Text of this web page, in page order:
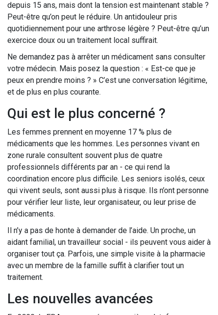
depuis 15 ans, mais dont la tension est maintenant stable ?
Peut-être qu’on peut le réduire. Un antidouleur pris
quotidiennement pour une arthrose légère ? Peut-être qu’un
exercice doux ou un traitement local suffirait.
Ne demandez pas à arrêter un médicament sans consulter
votre médecin. Mais posez la question : « Est-ce que je
peux en prendre moins ? » C’est une conversation légitime,
et de plus en plus courante.
Qui est le plus concerné ?
Les femmes prennent en moyenne 17 % plus de
médicaments que les hommes. Les personnes vivant en
zone rurale consultent souvent plus de quatre
professionnels différents par an - ce qui rend la
coordination encore plus difficile. Les seniors isolés, ceux
qui vivent seuls, sont aussi plus à risque. Ils n’ont personne
pour vérifier leur liste, leur organisateur, ou leur prise de
médicaments.
Il n’y a pas de honte à demander de l’aide. Un proche, un
aidant familial, un travailleur social - ils peuvent vous aider à
organiser tout ça. Parfois, une simple visite à la pharmacie
avec un membre de la famille suffit à clarifier tout un
traitement.
Les nouvelles avancées